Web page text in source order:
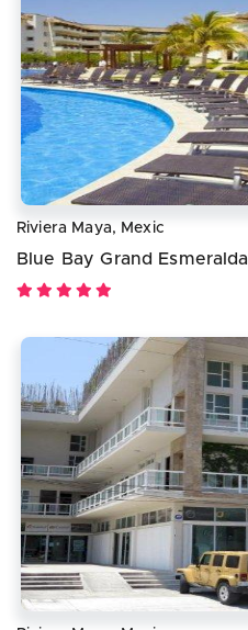
Riviera Maya, Mexic
Blue Bay Grand Esmeralda